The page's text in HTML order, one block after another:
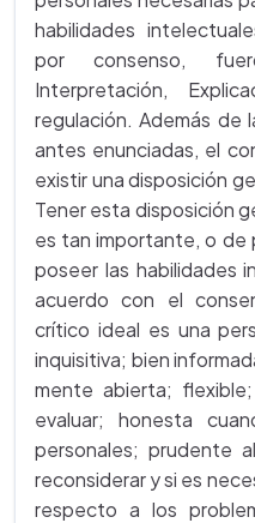
habilidades
por consenso,
Interpretación,
regulación. Además de
antes enunciadas, el
existir una disposición
Tener esta disposición
es tan importante, o de
poseer las habilidades
acuerdo con el
crítico ideal es una
inquisitiva; bien
mente abierta;
evaluar; honesta
personales; prudente
reconsiderar y si es
respecto a los